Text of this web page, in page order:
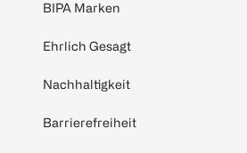
BIPA Marken
Ehrlich Gesagt
Nachhaltigkeit
Barrierefreiheit